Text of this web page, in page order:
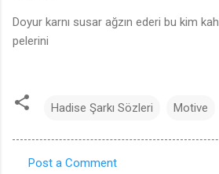
Doyur karnı susar ağzın ederi bu kim
pelerini
Hadise Şarkı Sözleri Motive
Post a Comment